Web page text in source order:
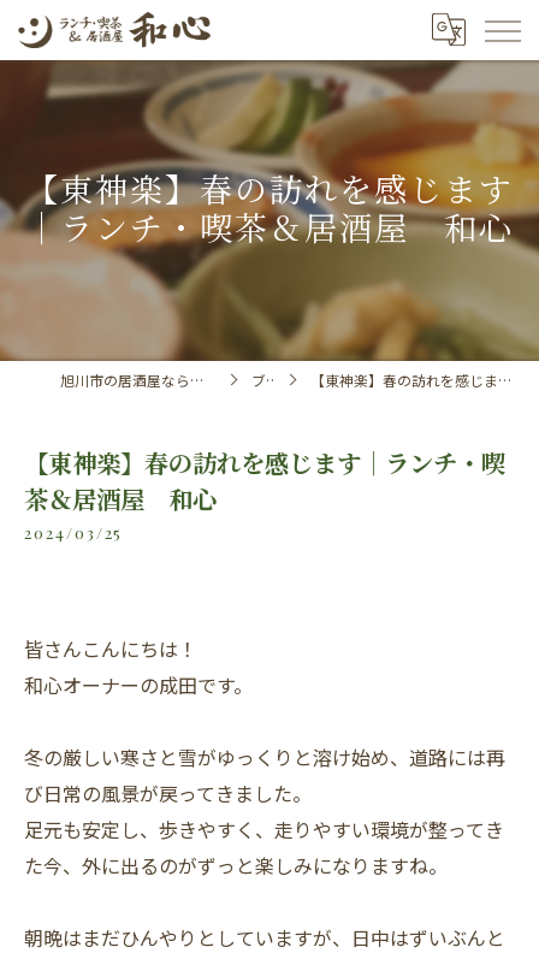
【東神楽】春の訪れを感じます
｜ランチ・喫茶＆居酒屋 和心
旭川市の居酒屋ならランチ・喫茶＆居酒屋 和心 ブログ 【東神楽】春の訪れを感じます｜ランチ・喫茶＆居酒屋 和心
【東神楽】春の訪れを感じます｜ランチ・喫
茶＆居酒屋 和心
2024/03/25
皆さんこんにちは！
和心オーナーの成田です。
冬の厳しい寒さと雪がゆっくりと溶け始め、道路には再
び日常の風景が戻ってきました。
足元も安定し、歩きやすく、走りやすい環境が整ってき
た今、外に出るのがずっと楽しみになりますね。
朝晩はまだひんやりとしていますが、日中はずいぶんと